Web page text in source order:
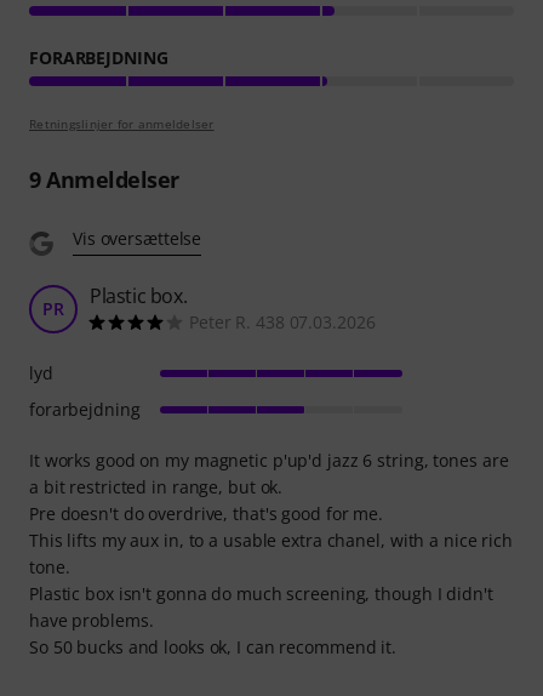
FORARBEJDNING
Retningslinjer for anmeldelser
9Anmeldelser
Vis oversættelse
PR Plastic box.
Peter R. 438 07.03.2026
It works good on my magnetic p'up'd jazz 6 string, tones are
a bit restricted in range, but ok.
Pre doesn't do overdrive, that's good for me.
This lifts my aux in, to a usable extra chanel, with a nice rich
tone.
Plastic box isn't gonna do much screening, though I didn't
have problems.
So 50 bucks and looks ok, I can recommend it.
lyd
forarbejdning